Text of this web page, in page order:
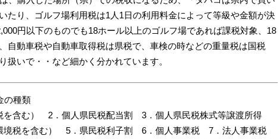
たり、ゴルフ場利用税は1人1日の利用料金によって等級や金額が決
円以下のものでも18ホール以上のゴルフ場であれば課税対象、18
自動車税や自動車取得税は県税で、車検の時などの重量税は国税
扱いで・・など細かく分かれています。
の種類
を含む） 2．個人県民税配当割 3．個人県民税株式等譲渡所得
境税を含む） 5．県民税利子割 6．個人事業税 7．法人事業税